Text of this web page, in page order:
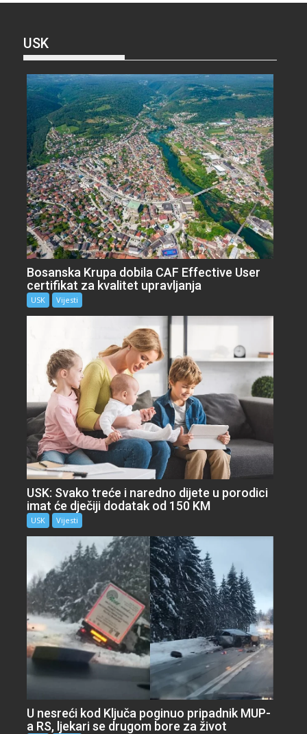
USK
Bosanska Krupa dobila CAF Effective User
certifikat za kvalitet upravljanja
USK Vijesti
USK: Svako treće i naredno dijete u porodici
imat će dječiji dodatak od 150 KM
USK Vijesti
U nesreći kod Ključa poginuo pripadnik MUP-
a RS, ljekari se drugom bore za život